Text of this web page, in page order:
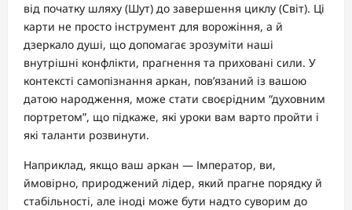
від початку шляху (Шут) до завершення циклу (Світ). Ці
карти не просто інструмент для ворожіння, а й
дзеркало душі, що допомагає зрозуміти наші
внутрішні конфлікти, прагнення та приховані сили. У
контексті самопізнання аркан, пов’язаний із вашою
датою народження, може стати своєрідним “духовним
портретом”, що підкаже, які уроки вам варто пройти і
які таланти розвинути.
Наприклад, якщо ваш аркан — Імператор, ви,
ймовірно, природжений лідер, який прагне порядку й
стабільності, але іноді може бути надто суворим до